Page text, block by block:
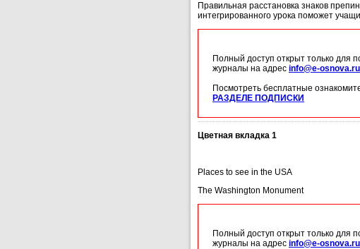
Правильная расстановка знаков
интегрированного урока поможет
Полный доступ открыт только для
журналы на адрес info@e-osnova.ru
Посмотреть бесплатные
РАЗДЕЛЕ ПОДПИСКИ
Цветная вкладка 1
Places to see in the USA
The Washington Monument
Полный доступ открыт только для
журналы на адрес info@e-osnova.ru